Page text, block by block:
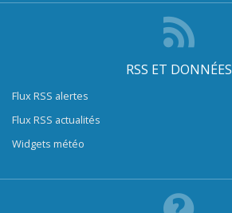
RSS ET DONNÉES
Flux RSS alertes
Flux RSS actualités
Widgets météo